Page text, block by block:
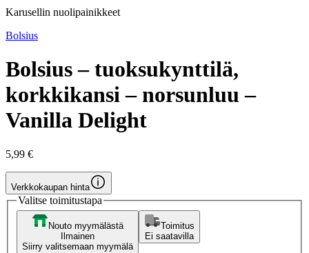
Karusellin nuolipainikkeet
Bolsius
Bolsius – tuoksukynttilä,
korkkikansi – norsunluu –
Vanilla Delight
5,99 €
Verkkokaupan hinta
Valitse toimitustapa
Nouto myymälästä
Ilmainen
Siirry valitsemaan myymälä
Toimitus
Ei saatavilla